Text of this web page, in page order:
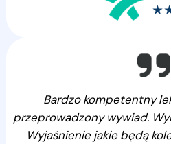
Bardzo kompetentny
przeprowadzony wywiad.
Wyjaśnienie jakie będą